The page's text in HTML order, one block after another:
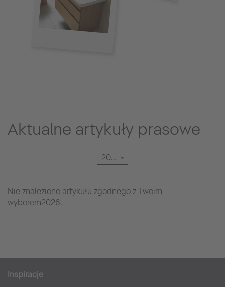
Aktualne artykuły prasowe
2026
Nie znaleziono artykułu zgodnego z Twoim
wyborem2026.
Inspiracje